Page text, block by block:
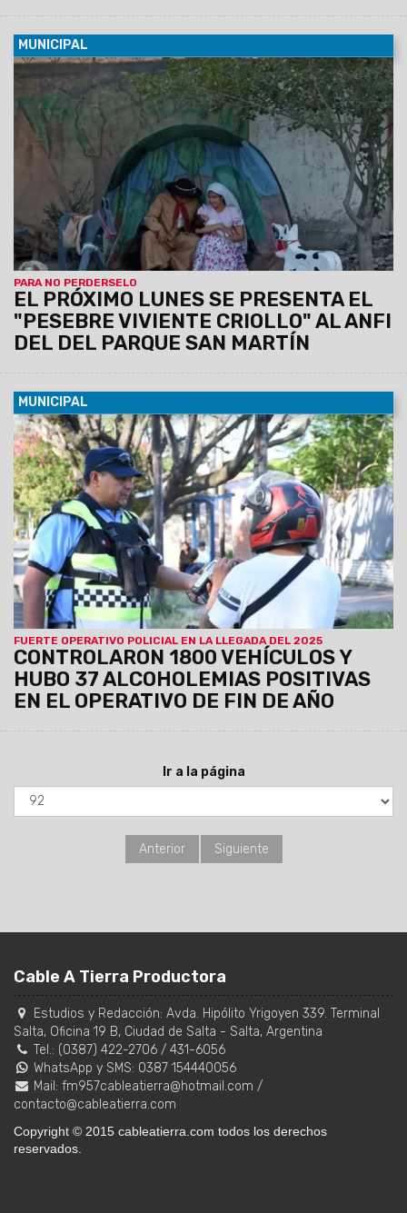
MUNICIPAL
PARA NO PERDERSELO
EL PRÓXIMO LUNES SE PRESENTA EL
"PESEBRE VIVIENTE CRIOLLO" AL ANFI
DEL DEL PARQUE SAN MARTÍN
La presentación será el 6 de enero a las 18 hs,
con entrada libre y gratuita. Es un espectáculo destinado
para toda la familia y se encuentra a cargo de vecinos de
Villa Lavalle junto al Movimiento Navideño Salteño.
MUNICIPAL
FUERTE OPERATIVO POLICIAL EN LA LLEGADA DEL 2025
CONTROLARON 1800 VEHÍCULOS Y
HUBO 37 ALCOHOLEMIAS POSITIVAS
EN EL OPERATIVO DE FIN DE AÑO
02/01/2025 Se llevó a cabo desde las 2 de la madrugada
en diferentes puntos estratégicos de la ciudad. Un 2% de los
conductores controlados dio positivo de alcoholemia. No se
registraron siniestros viales.
Ir a la página
Anterior Siguiente
Cable A Tierra Productora
Estudios y Redacción: Avda. Hipólito Yrigoyen 339. Terminal
Salta, Oficina 19 B, Ciudad de Salta - Salta, Argentina
Tel.: (0387) 422-2706 / 431-6056
WhatsApp y SMS: 0387 154440056
Mail: fm957cableatierra@hotmail.com /
contacto@cableatierra.com
Copyright © 2015 cableatierra.com todos los derechos
reservados.